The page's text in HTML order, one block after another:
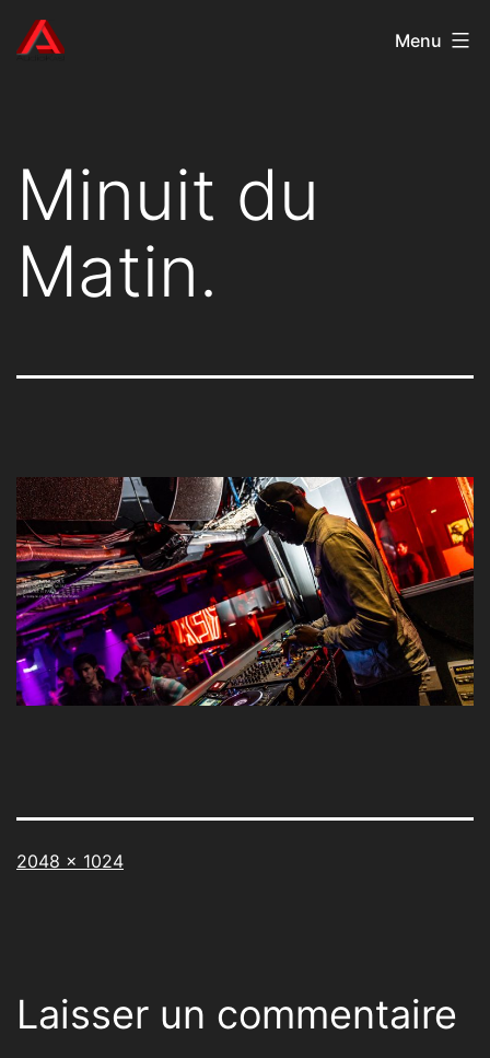
Aller
auAudioKast Menu
Minuit du
Matin.
Taille
2048 × 1024
Laisser un commentaire